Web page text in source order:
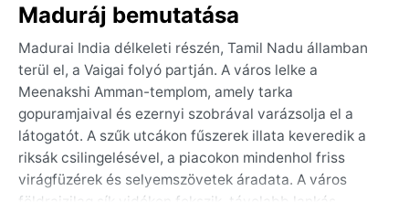
Maduráj bemutatása
Madurai India délkeleti részén, Tamil Nadu államban
terül el, a Vaigai folyó partján. A város lelke a
Meenakshi Amman-templom, amely tarka
gopuramjaival és ezernyi szobrával varázsolja el a
látogatót. A szűk utcákon fűszerek illata keveredik a
riksák csilingelésével, a piacokon mindenhol friss
virágfüzérek és selyemszövetek áradata. A város
földrajzilag sík vidéken fekszik, távolabb lankás